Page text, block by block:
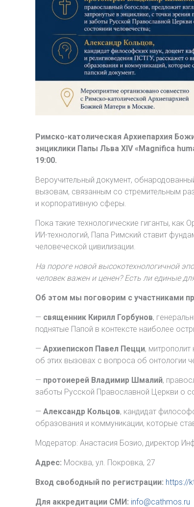
Римско-католическая Архиепархия
энциклики Папы Льва XIV «Magnifica
19:00.
Вероучительный документ,
вызовам, связанным со стремительным
и корпоративную сферы.
Пока такие технологические гиганты,
ИИ-технологий, Папа Римский ставит
человеческой цивилизации.
На пороге новой высокотехнологичной
человек важен и ценен? Есть ли единые
Об этом мы поговорим с участниками
— священник Кирилл Горбунов,
поднятые Папой в контексте наиболее
— Архиепископ Павел Пецци,
об этих вызовах с вопроса об онтологии
— протоиерей Владимир Шмалий,
заботы Русской Православной Церкви о
— Александр Кольцов, кандидат
образования и коммуникации, которые
Модератор: Анастасия Бозио, директор
Адрес: Москва, ул. Покровка, 27
Вход свободный по регистрации: https://
Для аккредитации СМИ: info@cathmos.ru